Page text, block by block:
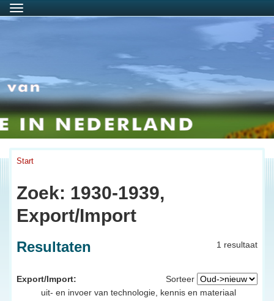
Menu
Start
Zoek: 1930-1939,
Export/Import
1 resultaat
Resultaten
Sorteer
Export/Import:
uit- en invoer van technologie, kennis en materiaal